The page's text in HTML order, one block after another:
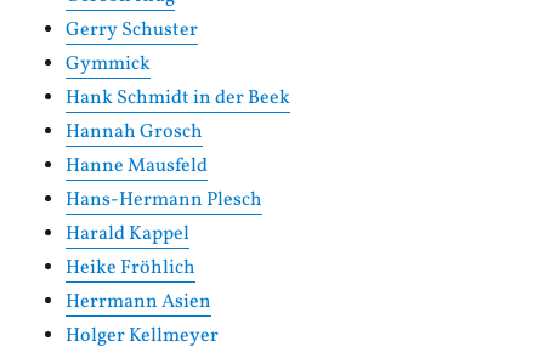
Gerry Schuster
Gymmick
Hank Schmidt in der Beek
Hannah Grosch
Hanne Mausfeld
Hans-Hermann Plesch
Harald Kappel
Heike Fröhlich
Herrmann Asien
Holger Kellmeyer